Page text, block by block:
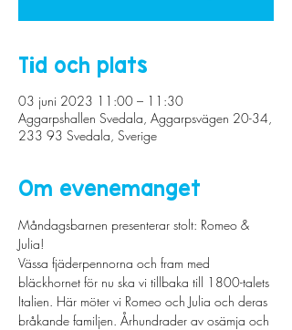
Tid och plats
03 juni 2023 11:00 – 11:30
Aggarpshallen Svedala, Aggarpsvägen 20-34,
233 93 Svedala, Sverige
Om evenemanget
Måndagsbarnen presenterar stolt: Romeo &
Julia!
Vässa fjäderpennorna och fram med
bläckhornet för nu ska vi tillbaka till 1800-talets
Italien. Här möter vi Romeo och Julia och deras
bråkande familjen. Århundrader av osämja och